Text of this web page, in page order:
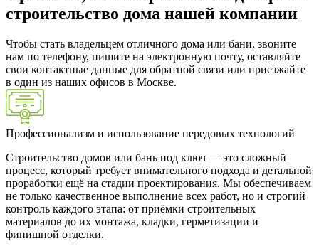
строительство дома нашей компании
Чтобы стать владельцем отличного дома или бани, звоните
нам по телефону, пишите на электронную почту, оставляйте
свои контактные данные для обратной связи или приезжайте
в один из наших офисов в Москве.
Профессионализм и использование передовых технологий
Строительство домов или бань под ключ — это сложный
процесс, который требует внимательного подхода и детальной
проработки ещё на стадии проектирования. Мы обеспечиваем
не только качественное выполнение всех работ, но и строгий
контроль каждого этапа: от приёмки строительных
материалов до их монтажа, кладки, герметизации и
финишной отделки.